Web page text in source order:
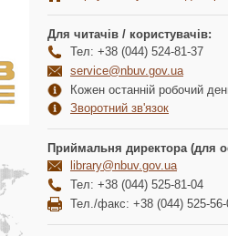
Для читачів / користувачів:
Тел: +38 (044) 524-81-37
service@nbuv.gov.ua
Кожен останній робочий
Зворотний зв'язок
Приймальня директора (для
library@nbuv.gov.ua
Тел: +38 (044) 525-81-04
Тел./факс: +38 (044) 525-56-